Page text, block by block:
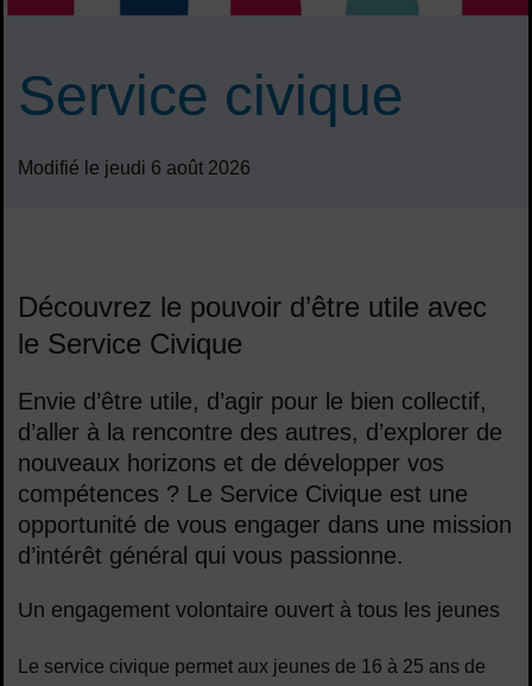
Service civique
Modifié le jeudi 6 août 2026
Découvrez le pouvoir d’être utile avec
le Service Civique
Envie d’être utile, d’agir pour le bien collectif,
d’aller à la rencontre des autres, d’explorer de
nouveaux horizons et de développer vos
compétences ? Le Service Civique est une
opportunité de vous engager dans une mission
d’intérêt général qui vous passionne.
Un engagement volontaire ouvert à tous les jeunes
Le service civique permet aux jeunes de 16 à 25 ans de